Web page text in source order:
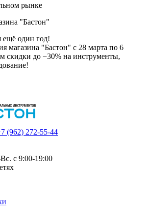
рынке
"Бастон"
ещё один год!
магазина "Бастон" с 28 марта по 6
скидки до −30% на инструменты,
(962) 272-55-44
с 9:00-19:00